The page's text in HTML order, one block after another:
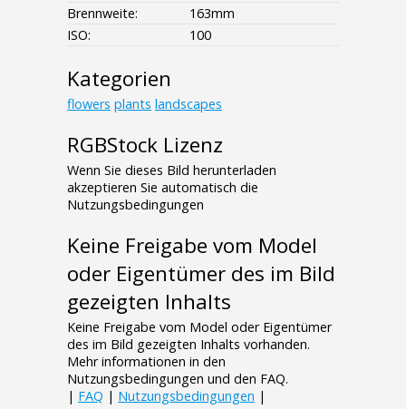
Brennweite:
163mm
ISO:
100
Kategorien
flowers plants landscapes
RGBStock Lizenz
Wenn Sie dieses Bild herunterladen
akzeptieren Sie automatisch die
Nutzungsbedingungen
Keine Freigabe vom Model
oder Eigentümer des im Bild
gezeigten Inhalts
Keine Freigabe vom Model oder Eigentümer
des im Bild gezeigten Inhalts vorhanden.
Mehr informationen in den
Nutzungsbedingungen und den FAQ.
| FAQ | Nutzungsbedingungen |